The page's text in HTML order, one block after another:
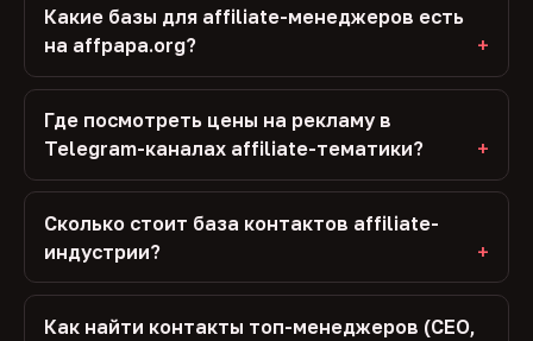
Какие базы для affiliate-менеджеров есть
на affpapa.org?
Где посмотреть цены на рекламу в
Telegram-каналах affiliate-тематики?
Сколько стоит база контактов affiliate-
индустрии?
Как найти контакты топ-менеджеров (CEO,